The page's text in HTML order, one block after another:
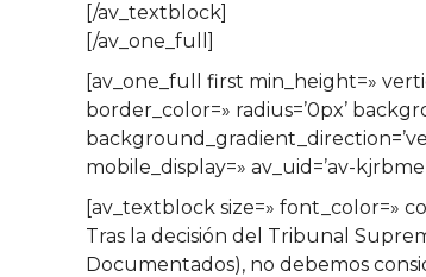
[/av_textblock]
[/av_one_full]
[av_one_full first min_height=»
border_color=» radius=’0px’
mobile_display=» av_uid=’av-
[av_textblock size=» font_color=»
Tras la decisión del Tribunal
Documentados), no debemos